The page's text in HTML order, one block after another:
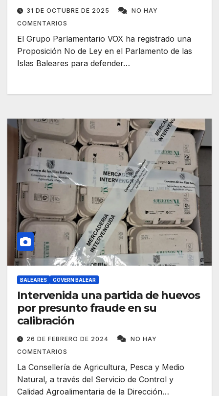
31 DE OCTUBRE DE 2025
NO HAY
COMENTARIOS
El Grupo Parlamentario VOX ha registrado una
Proposición No de Ley en el Parlamento de las
Islas Baleares para defender…
BALEARES GOVERN BALEAR
Intervenida una partida de huevos
por presunto fraude en su
calibración
26 DE FEBRERO DE 2024
NO HAY
COMENTARIOS
La Consellería de Agricultura, Pesca y Medio
Natural, a través del Servicio de Control y
Calidad Agroalimentaria de la Dirección…